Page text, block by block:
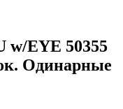
EYE 50355
Одинарные